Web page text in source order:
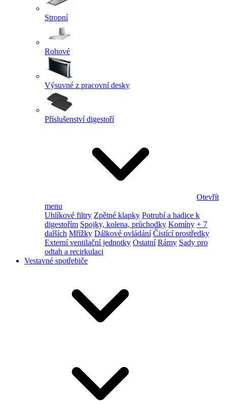
Stropní
Rohové
Výsuvné z pracovní desky
Příslušenství digestoří
Otevřít
menu
Uhlíkové filtry Zpětné klapky Potrubí a hadice k
digestořím Spojky, kolena, průchodky Komíny + 7
dalších Mřížky Dálkové ovládání Čistící prostředky
Externí ventilační jednotky Ostatní Rámy Sady pro
odtah a recirkulaci
Vestavné spotřebiče